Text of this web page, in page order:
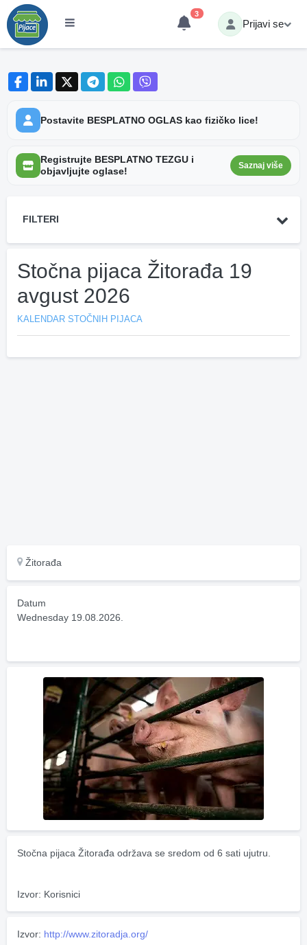
3
Prijavi se
Postavite BESPLATNO OGLAS kao fizičko lice!
Registrujte BESPLATNO TEZGU i
objavljujte oglase!
Saznaj više
FILTERI
Stočna pijaca Žitorađa 19
avgust 2026
KALENDAR STOČNIH PIJACA
Žitorađa
Datum
Wednesday 19.08.2026.
Stočna pijaca Žitorađa održava se sredom od 6 sati ujutru.
Izvor: Korisnici
Izvor: http://www.zitoradja.org/